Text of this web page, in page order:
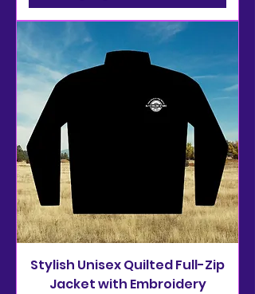
Stylish Unisex Quilted Full-Zip
Jacket with Embroidery